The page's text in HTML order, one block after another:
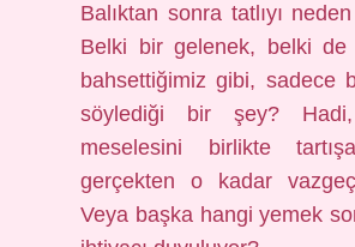
Balıktan sonra tatlıyı
Belki bir gelenek, belki de
bahsettiğimiz gibi, sadece
söylediği bir şey?
meselesini birlikte
gerçekten o kadar
Veya başka hangi yemek